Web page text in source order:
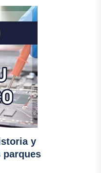
y
parques